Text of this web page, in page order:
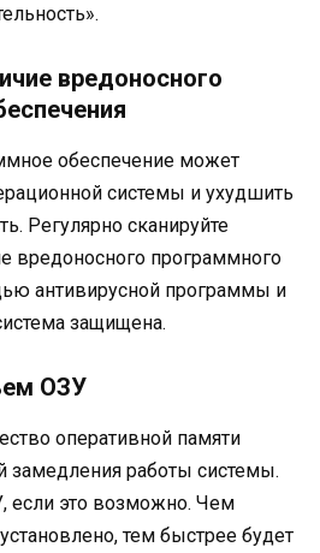
вредоносного
обеспечение может
системы и ухудшить
Регулярно сканируйте
вредоносного программного
антивирусной программы и
защищена.
ОЗУ
оперативной памяти
замедления работы системы.
если это возможно. Чем
тем быстрее будет